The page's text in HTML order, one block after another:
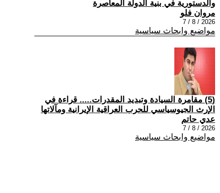
والدستورية في بنية الدولة المعاصرة
مروان فلو
2026 / 8 / 7
مواضيع وابحاث سياسية
(5) مقامرة السيادة وتبديد المقدرات..... قراءة في
الإرث الجيوسياسي للحرب العراقية الإيرانية ومآلاتها
عدي حاتم
2026 / 8 / 7
مواضيع وابحاث سياسية